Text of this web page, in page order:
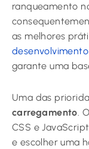
ranqueamento
as melhores
garante uma
Uma das
carregamento.
CSS e
e escolher uma